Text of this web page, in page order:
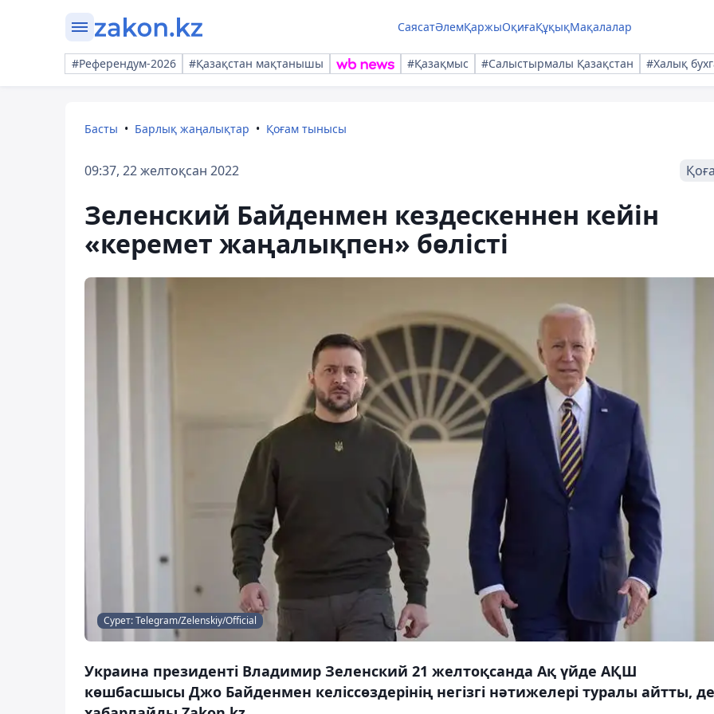
СаясатӘлемҚаржыОқиғаҚұқықМақалалар
#Референдум-2026 #Қазақстан мақтанышы #Қазақмыс #Салыстырмалы Қазақстан #Халық
Басты Барлық жаңалықтар Қоғам тынысы
09:37, 22 желтоқсан 2022
Зеленский Байденмен кездескеннен кейін
«керемет жаңалықпен» бөлісті
Сурет: Telegram/Zelenskiy/Official
Украина президенті Владимир Зеленский 21 желтоқсанда Ақ үйде АҚШ
көшбасшысы Джо Байденмен келіссөздерінің негізгі нәтижелері туралы айтты,